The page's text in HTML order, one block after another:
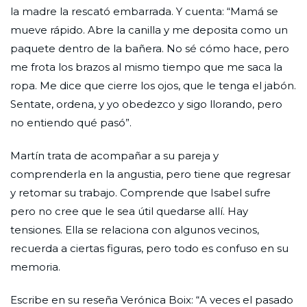
la madre la rescató embarrada. Y cuenta: “Mamá se
mueve rápido. Abre la canilla y me deposita como un
paquete dentro de la bañera. No sé cómo hace, pero
me frota los brazos al mismo tiempo que me saca la
ropa. Me dice que cierre los ojos, que le tenga el jabón.
Sentate, ordena, y yo obedezco y sigo llorando, pero
no entiendo qué pasó”.
Martín trata de acompañar a su pareja y
comprenderla en la angustia, pero tiene que regresar
y retomar su trabajo. Comprende que Isabel sufre
pero no cree que le sea útil quedarse allí. Hay
tensiones. Ella se relaciona con algunos vecinos,
recuerda a ciertas figuras, pero todo es confuso en su
memoria.
Escribe en su reseña Verónica Boix: “A veces el pasado